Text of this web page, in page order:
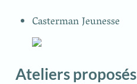
Casterman Jeunesse
Ateliers proposés